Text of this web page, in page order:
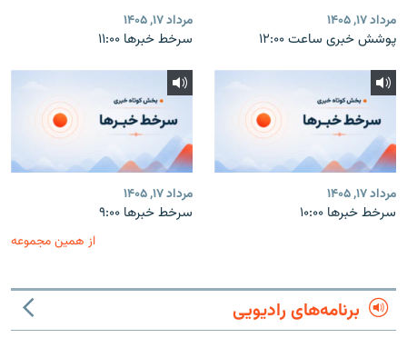
مرداد ۱۷, ۱۴۰۵
پوشش خبری ساعت ۱۲:۰۰
مرداد ۱۷, ۱۴۰۵
سرخط خبرها ۱۱:۰۰
مرداد ۱۷, ۱۴۰۵
سرخط خبرها ۱۰:۰۰
مرداد ۱۷, ۱۴۰۵
سرخط خبرها ۹:۰۰
از همین مجموعه
برنامه‌های رادیویی